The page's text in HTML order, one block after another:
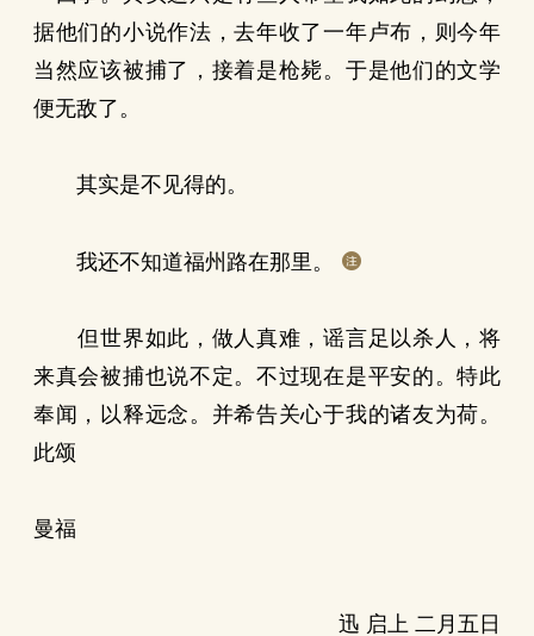
据他们的小说作法，去年收了一年卢布，则今年
当然应该被捕了，接着是枪毙。于是他们的文学
便无敌了。
其实是不见得的。
我还不知道福州路在那里。
但世界如此，做人真难，谣言足以杀人，将
来真会被捕也说不定。不过现在是平安的。特此
奉闻，以释远念。并希告关心于我的诸友为荷。
此颂
曼福
迅 启上 二月五日